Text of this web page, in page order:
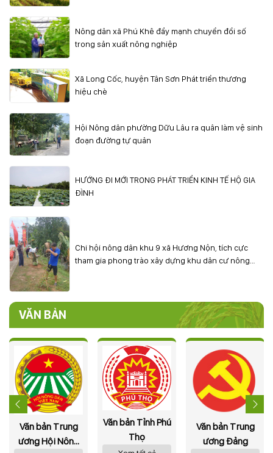
Nông dân xã Phú Khê đẩy mạnh chuyển đổi số
trong sản xuất nông nghiệp
Xã Long Cốc, huyện Tân Sơn Phát triển thương
hiệu chè
Hội Nông dân phường Dữu Lâu ra quân làm vệ sinh
đoạn đường tự quản
HƯỚNG ĐI MỚI TRONG PHÁT TRIỂN KINH TẾ HỘ GIA
ĐÌNH
Chi hội nông dân khu 9 xã Hương Nộn, tích cực
tham gia phong trào xây dựng khu dân cư nông
VĂN BẢN
Văn bản Trung
ương Hội Nông
Văn bản Tỉnh Phú
Thọ
Văn bản Trung
ương Đảng